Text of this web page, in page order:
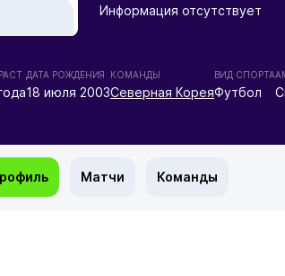
Информация отсутствует
ДАТА РОЖДЕНИЯ
18 июля 2003
КОМАНДЫ
Северная Корея
ВИД СПОРТА
Футбол
Матчи Команды